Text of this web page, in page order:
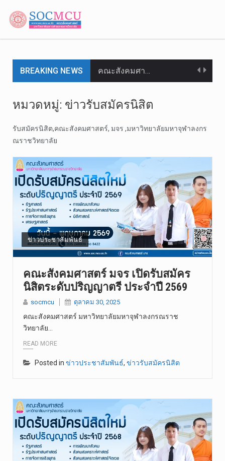
BREAKING NEWS ผู้บริหาร …
วันอังคารท…
คณะสังคมศา…
วันจันทร์ท…
วันอาทิตย์…
วันเสาร์ที…
หมวดหมู่: ข่าวรับสมัครนิสิต
รับสมัครนิสิต,คณะสังคมศาสตร์, มจร ,มหาวิทยาลัยมหาจุฬาลงกร
ณราชวิทยาลัย
ข่าวประชาสัมพันธ์
คณะสังคมศาสตร์ มจร เปิดรับสมัคร
นิสิตระดับปริญญาตรี ประจำปี 2569
socmcu ตุลาคม 30, 2025
คณะสังคมศาสตร์ มหาวิทยาลัยมหาจุฬาลงกรณราช
วิทยาลัย…
READ MORE
Posted in ข่าวประชาสัมพันธ์, ข่าวรับสมัครนิสิต